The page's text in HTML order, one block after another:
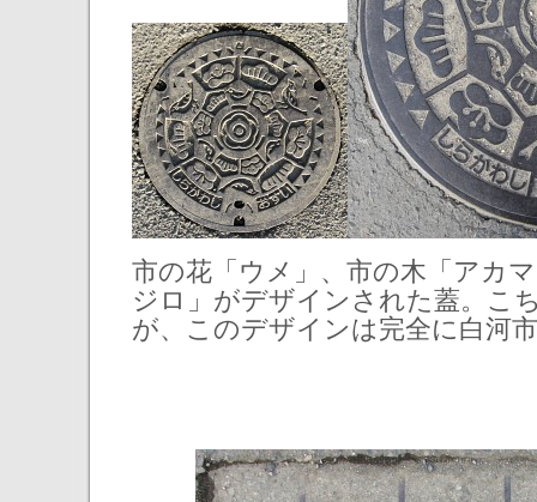
市の花「ウメ」、市の木「アカ
ジロ」がデザインされた蓋。こ
が、このデザインは完全に白河